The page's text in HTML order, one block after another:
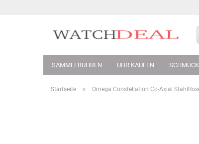
SAMMLERUHREN UHR KAUFEN
Startseite » Omega Constellation Co-​Axial